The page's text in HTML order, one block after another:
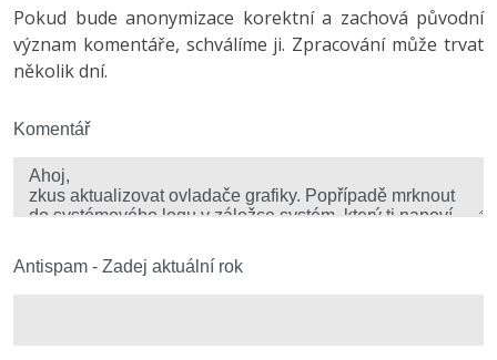
WordPress specialista
Umělá inteligence (AI) -10%
Windows
Kybernetická bezpečnost
Fórum
Pokud bude anonymizace korektní a zachová původní
význam komentáře, schválíme ji. Zpracování může trvat
několik dní.
Komentář
Antispam - Zadej aktuální rok